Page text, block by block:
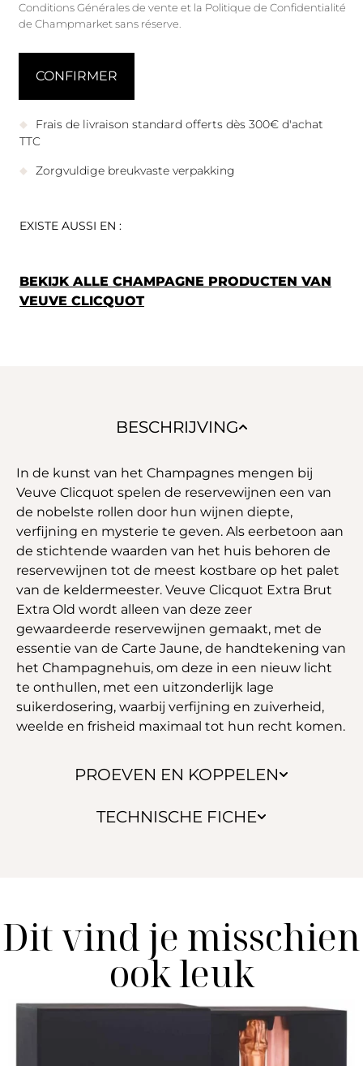
Conditions Générales de vente et la Politique de Confidentialité
de Champmarket sans réserve.
Frais de livraison standard offerts dès 300€ d'achat
TTC
Zorgvuldige breukvaste verpakking
EXISTE AUSSI EN :
BEKIJK ALLE CHAMPAGNE PRODUCTEN VAN
VEUVE CLICQUOT
BESCHRIJVING
PROEVEN EN KOPPELEN
TECHNISCHE FICHE
In de kunst van het Champagnes mengen bij
Veuve Clicquot spelen de reservewijnen een van
de nobelste rollen door hun wijnen diepte,
verfijning en mysterie te geven. Als eerbetoon aan
de stichtende waarden van het huis behoren de
reservewijnen tot de meest kostbare op het palet
van de keldermeester. Veuve Clicquot Extra Brut
Extra Old wordt alleen van deze zeer
gewaardeerde reservewijnen gemaakt, met de
essentie van de Carte Jaune, de handtekening van
het Champagnehuis, om deze in een nieuw licht
te onthullen, met een uitzonderlijk lage
suikerdosering, waarbij verfijning en zuiverheid,
weelde en frisheid maximaal tot hun recht komen.
Dit vind je misschien
ook leuk